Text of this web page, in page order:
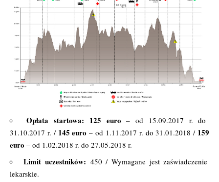
Opłata startowa: 125 euro – od 15.09.2017 r. do
31.10.2017 r. / 145 euro – od 1.11.2017 r. do 31.01.2018 / 159
euro – od 1.02.2018 r. do 27.05.2018 r.
Limit uczestników: 450 / Wymagane jest zaświadczenie
lekarskie.